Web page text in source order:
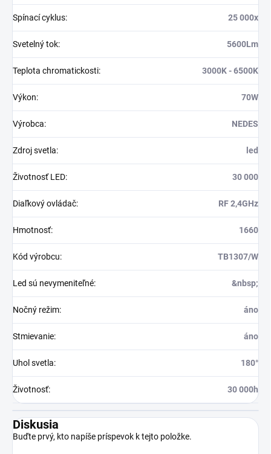
Spínací cyklus: 25 000x
Svetelný tok: 5600Lm
Teplota chromatickosti: 3000K - 6500K
Výkon: 70W
Výrobca: NEDES
Zdroj svetla: led
Životnosť LED: 30 000
Diaľkový ovládač: RF 2,4GHz
Hmotnosť: 1660
Kód výrobcu: TB1307/W
Led sú nevymeniteľné: &nbsp;
Nočný režim: áno
Stmievanie: áno
Uhol svetla: 180°
Životnosť: 30 000h
Diskusia
Buďte prvý, kto napíše príspevok k tejto položke.